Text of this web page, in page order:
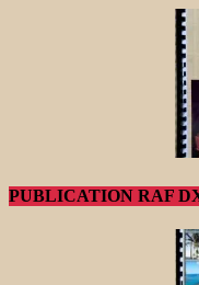
PUBLICATION RAF